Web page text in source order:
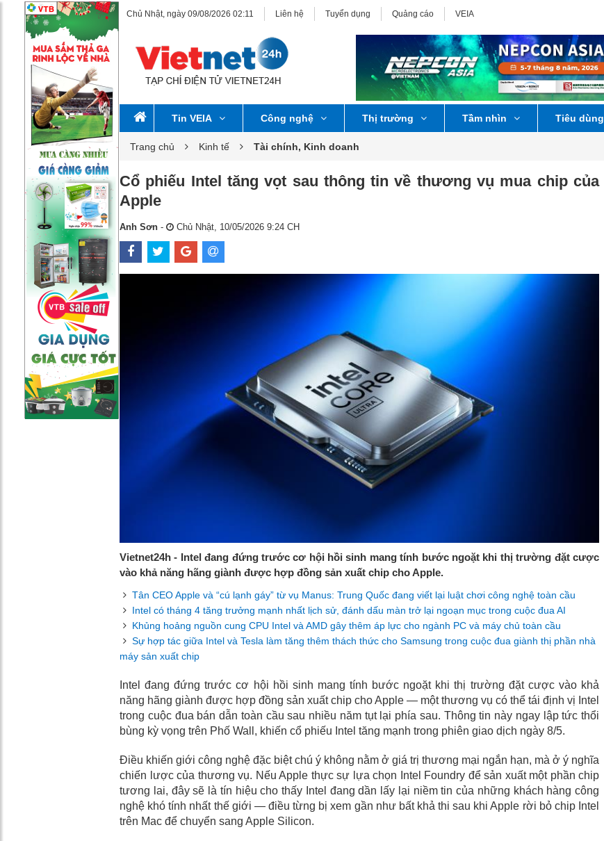
Chủ Nhật, ngày 09/08/2026 02:11 Liên hệ Tuyển dụng Quảng cáo VEIA
Tin VEIA Công nghệ Thị trường Tầm nhìn Tiêu dùng
Trang chủ Kinh tế Tài chính, Kinh doanh
Cổ phiếu Intel tăng vọt sau thông tin về thương vụ mua chip của
Apple
Anh Sơn - Chủ Nhật, 10/05/2026 9:24 CH
Vietnet24h - Intel đang đứng trước cơ hội hồi sinh mang tính bước ngoặt khi thị trường đặt cược
vào khả năng hãng giành được hợp đồng sản xuất chip cho Apple.
Tân CEO Apple và “cú lạnh gáy” từ vụ Manus: Trung Quốc đang viết lại luật chơi công nghệ toàn cầu
Intel có tháng 4 tăng trưởng mạnh nhất lịch sử, đánh dấu màn trở lại ngoạn mục trong cuộc đua AI
Khủng hoảng nguồn cung CPU Intel và AMD gây thêm áp lực cho ngành PC và máy chủ toàn cầu
Sự hợp tác giữa Intel và Tesla làm tăng thêm thách thức cho Samsung trong cuộc đua giành thị phần nhà
máy sản xuất chip
Intel đang đứng trước cơ hội hồi sinh mang tính bước ngoặt khi thị trường đặt cược vào khả
năng hãng giành được hợp đồng sản xuất chip cho Apple — một thương vụ có thể tái định vị Intel
trong cuộc đua bán dẫn toàn cầu sau nhiều năm tụt lại phía sau. Thông tin này ngay lập tức thổi
bùng kỳ vọng trên Phố Wall, khiến cổ phiếu Intel tăng mạnh trong phiên giao dịch ngày 8/5.
Điều khiến giới công nghệ đặc biệt chú ý không nằm ở giá trị thương mại ngắn hạn, mà ở ý nghĩa
chiến lược của thương vụ. Nếu Apple thực sự lựa chọn Intel Foundry để sản xuất một phần chip
tương lai, đây sẽ là tín hiệu cho thấy Intel đang dần lấy lại niềm tin của những khách hàng công
nghệ khó tính nhất thế giới — điều từng bị xem gần như bất khả thi sau khi Apple rời bỏ chip Intel
trên Mac để chuyển sang Apple Silicon.